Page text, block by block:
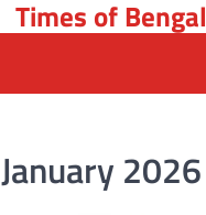
Times of Bengal
January 2026